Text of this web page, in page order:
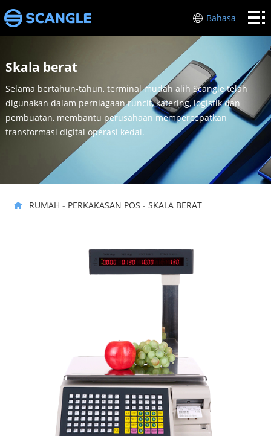
Bahasa
RUMAH
POS
INDUSTRI
MENGENAI
SAYA
SOKONGAN
Skala berat
Selama bertahun-tahun, terminal mudah alih Scangle telah
digunakan dalam perniagaan runcit, katering, logistik dan
pembuatan, membantu perusahaan mempercepatkan
transformasi digital operasi kedai.
RUMAH - PERKAKASAN POS -SKALA BERAT